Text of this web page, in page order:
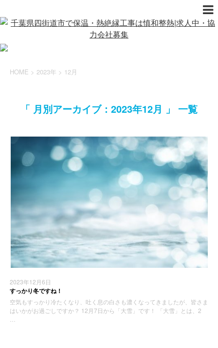
HOME > 2023年 > 12月
「 月別アーカイブ：2023年12月 」 一覧
2023年12月6日
すっかり冬ですね！
空気もすっかり冷たくなり、吐く息の白さも濃くなってきましたが、皆さま
はいかがお過ごしですか？ 12月7日から「大雪」です！ 「大雪」とは、2